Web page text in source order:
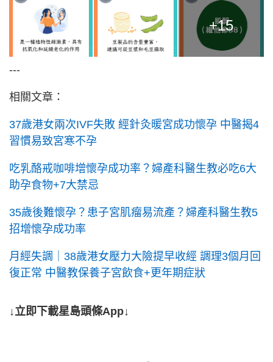
+15
---
相關文章：
37歲港女兩次IVF失敗 經針灸暖宮成功懷孕 中醫揭4
習慣易致宮寒不孕
吃乳酪戒咖啡增懷孕成功率？婦產科醫生教必吃6大
助孕食物+7大禁忌
35歲後難懷孕？患子宮肌瘤易流產？婦產科醫生教5
招增懷孕成功率
月經失調｜38歲港女壓力大險提早收經 調理3個月回
復正常 中醫教保養子宮飲食+更年期症狀
↓立即下載星島頭條App↓